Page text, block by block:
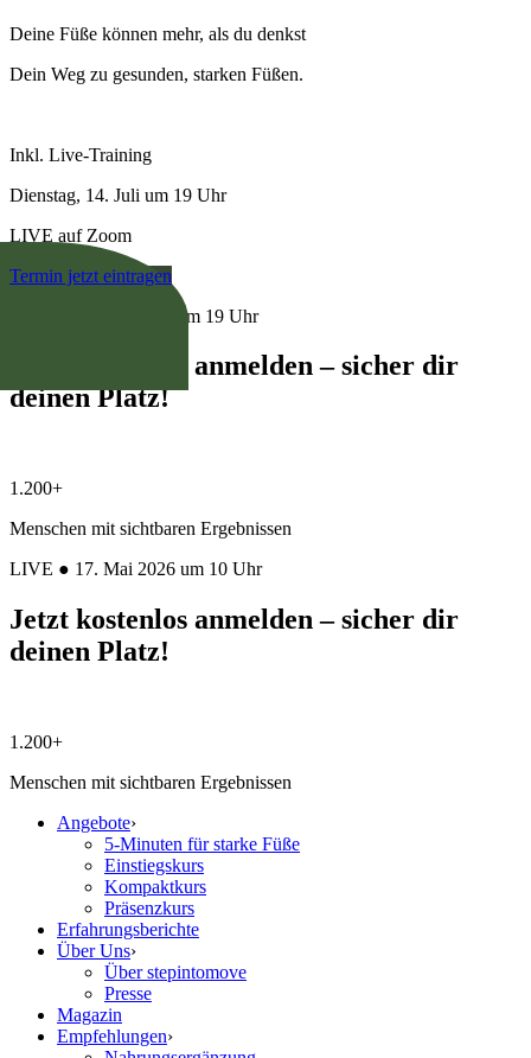
Deine Füße können mehr, als du denkst
Dein Weg zu gesunden, starken Füßen.
Inkl. Live-Training
Dienstag, 14. Juli um 19 Uhr
LIVE auf Zoom
Termin jetzt eintragen
LIVE ● 14. Juli 2026 um 19 Uhr
Jetzt kostenlos anmelden – sicher dir
deinen Platz!
1.200+
Menschen mit sichtbaren Ergebnissen
LIVE ● 17. Mai 2026 um 10 Uhr
Jetzt kostenlos anmelden – sicher dir
deinen Platz!
1.200+
Menschen mit sichtbaren Ergebnissen
Angebote›
5-Minuten für starke Füße
Einstiegskurs
Kompaktkurs
Präsenzkurs
Erfahrungsberichte
Über Uns›
Über stepintomove
Presse
Magazin
Empfehlungen›